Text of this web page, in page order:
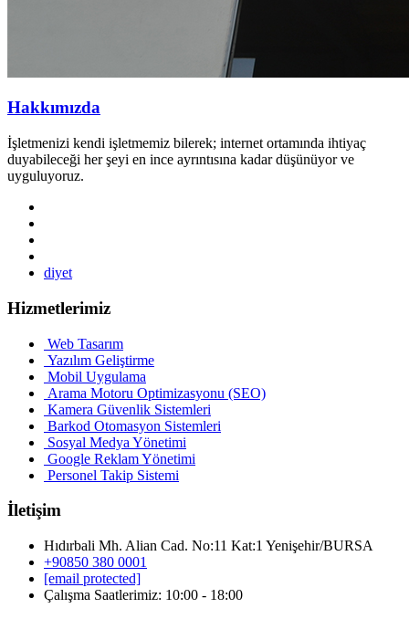
Hakkımızda
İşletmenizi kendi işletmemiz bilerek; internet ortamında ihtiyaç
duyabileceği her şeyi en ince ayrıntısına kadar düşünüyor ve
uyguluyoruz.
diyet
Hizmetlerimiz
Web Tasarım
Yazılım Geliştirme
Mobil Uygulama
Arama Motoru Optimizasyonu (SEO)
Kamera Güvenlik Sistemleri
Barkod Otomasyon Sistemleri
Sosyal Medya Yönetimi
Google Reklam Yönetimi
Personel Takip Sistemi
İletişim
Hıdırbali Mh. Alian Cad. No:11 Kat:1 Yenişehir/BURSA
+90850 380 0001
[email protected]
Çalışma Saatlerimiz: 10:00 - 18:00